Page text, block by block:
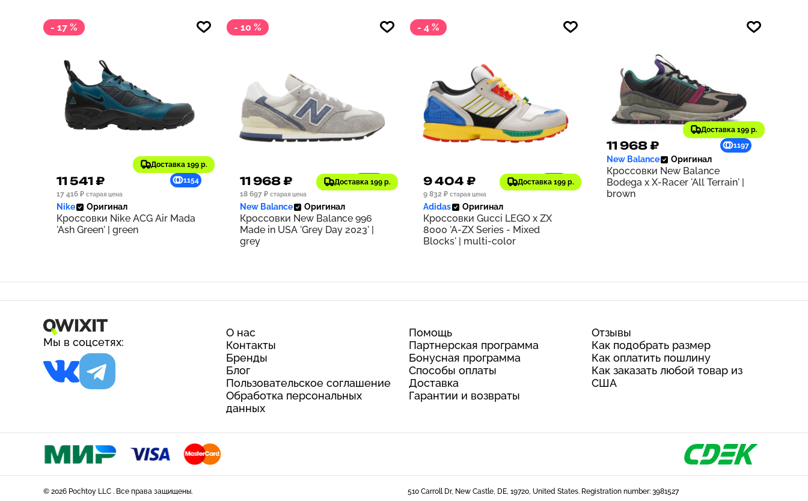
- 17 %
Доставка 199 р.
11 541 ₽
1154
17 416 ₽ старая цена
Nike Оригинал
Кроссовки Nike ACG Air Mada
'Ash Green' | green
- 10 %
Доставка 199 р.
11 968 ₽
1197
18 697 ₽ старая цена
New Balance Оригинал
Кроссовки New Balance 996
Made in USA 'Grey Day 2023' |
grey
- 4 %
Доставка 199 р.
9 404 ₽
940
9 832 ₽ старая цена
Adidas Оригинал
Кроссовки Gucci LEGO x ZX
8000 'A-ZX Series - Mixed
Blocks' | multi-color
Доставка 199 р.
11 968 ₽ 1197
New Balance Оригинал
Кроссовки New Balance
Bodega x X-Racer 'All Terrain' |
brown
Мы в соцсетях:
О нас
Контакты
Бренды
Блог
Пользовательское соглашение
Обработка персональных
данных
Помощь
Партнерская программа
Бонусная программа
Способы оплаты
Доставка
Гарантии и возвраты
Отзывы
Как подобрать размер
Как оплатить пошлину
Как заказать любой товар из
США
© 2026 Pochtoy LLC . Все права защищены. 510 Carroll Dr, New Castle, DE, 19720, United States. Registration number: 3981527